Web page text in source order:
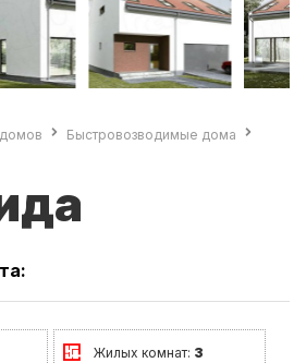
Быстровозводимые дома
Жилых комнат: 3